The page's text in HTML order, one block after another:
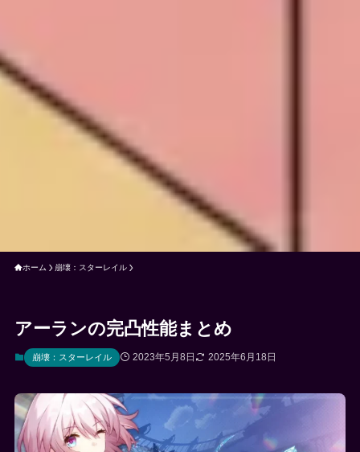
ホーム 崩壊：スターレイル
アーランの完凸性能まとめ
崩壊：スターレイル 2023年5月8日 2025年6月18日